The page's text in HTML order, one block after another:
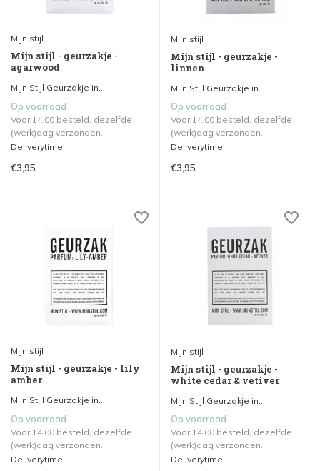
Mijn stijl
Mijn stijl - geurzakje -
agarwood
Mijn Stijl Geurzakje in...
Op voorraad
Voor 14.00 besteld, dezelfde
(werk)dag verzonden.
Deliverytime
€3,95
Mijn stijl
Mijn stijl - geurzakje -
linnen
Mijn Stijl Geurzakje in...
Op voorraad
Voor 14.00 besteld, dezelfde
(werk)dag verzonden.
Deliverytime
€3,95
Mijn stijl
Mijn stijl - geurzakje - lily
amber
Mijn Stijl Geurzakje in...
Op voorraad
Voor 14.00 besteld, dezelfde
(werk)dag verzonden.
Deliverytime
Mijn stijl
Mijn stijl - geurzakje -
white cedar & vetiver
Mijn Stijl Geurzakje in...
Op voorraad
Voor 14.00 besteld, dezelfde
(werk)dag verzonden.
Deliverytime